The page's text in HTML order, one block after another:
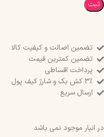
ثبت
تضمین اصالت و کیفیت کالا
تضمین کمترین قیمت
پرداخت اقساطی
۳٪ کش بک و شارژ کیف پول
ارسال سریع
در انبار موجود نمی باشد